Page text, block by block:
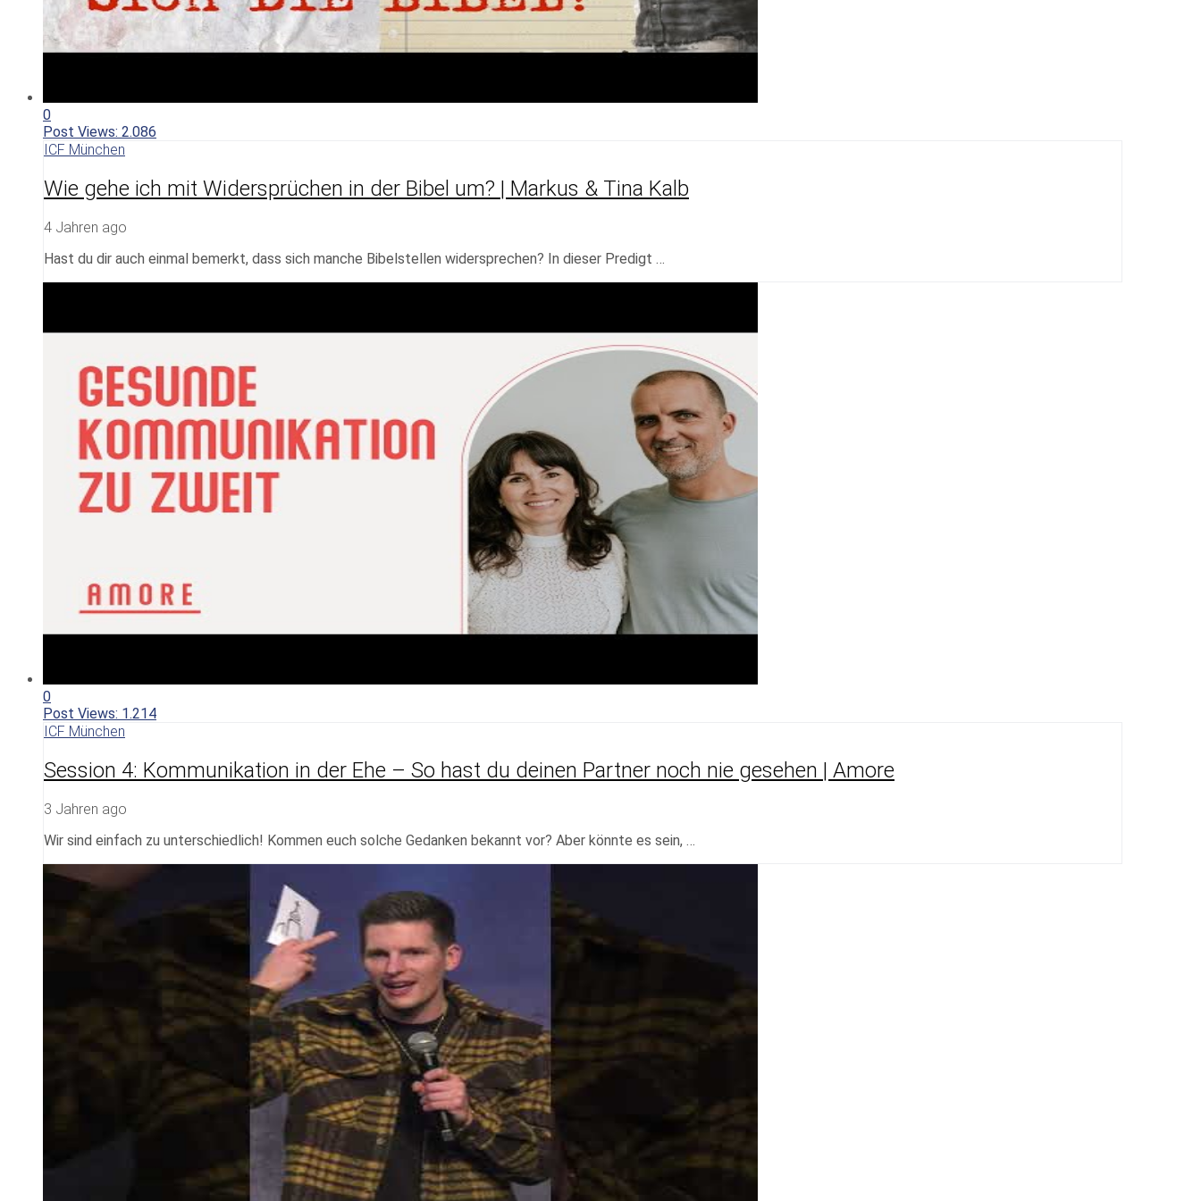
0
Post Views: 2.086
ICF München
Wie gehe ich mit Widersprüchen in der Bibel um? | Markus & Tina Kalb
4 Jahren ago
Hast du dir auch einmal bemerkt, dass sich manche Bibelstellen widersprechen? In dieser Predigt …
0
Post Views: 1.214
ICF München
Session 4: Kommunikation in der Ehe – So hast du deinen Partner noch nie gesehen | Amore
3 Jahren ago
Wir sind einfach zu unterschiedlich! Kommen euch solche Gedanken bekannt vor? Aber könnte es sein, …